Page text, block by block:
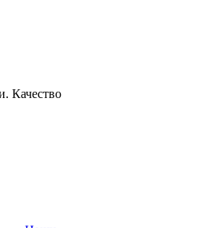
Качество